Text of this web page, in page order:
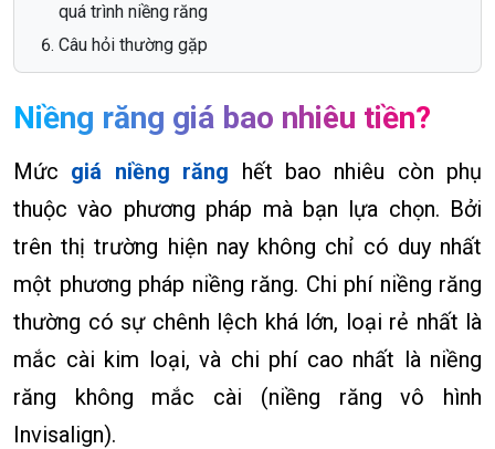
quá trình niềng răng
Câu hỏi thường gặp
Niềng răng giá bao nhiêu tiền?
Mức giá niềng răng hết bao nhiêu còn phụ
thuộc vào phương pháp mà bạn lựa chọn. Bởi
trên thị trường hiện nay không chỉ có duy nhất
một phương pháp niềng răng. Chi phí niềng răng
thường có sự chênh lệch khá lớn, loại rẻ nhất là
mắc cài kim loại, và chi phí cao nhất là niềng
răng không mắc cài (niềng răng vô hình
Invisalign).